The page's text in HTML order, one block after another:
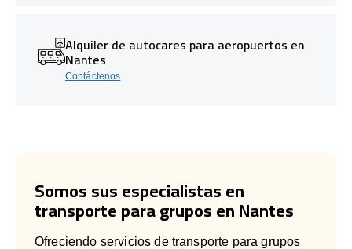
Alquiler de autocares para aeropuertos en
Nantes
Contáctenos
Somos sus especialistas en
transporte para grupos en Nantes
Ofreciendo servicios de transporte para grupos